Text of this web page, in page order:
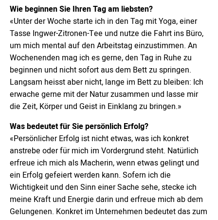
Wie beginnen Sie Ihren Tag am liebsten?
«Unter der Woche starte ich in den Tag mit Yoga, einer
Tasse Ingwer-Zitronen-Tee und nutze die Fahrt ins Büro,
um mich mental auf den Arbeitstag einzustimmen. An
Wochenenden mag ich es gerne, den Tag in Ruhe zu
beginnen und nicht sofort aus dem Bett zu springen.
Langsam heisst aber nicht, lange im Bett zu bleiben: Ich
erwache gerne mit der Natur zusammen und lasse mir
die Zeit, Körper und Geist in Einklang zu bringen.»
Was bedeutet für Sie persönlich Erfolg?
«Persönlicher Erfolg ist nicht etwas, was ich konkret
anstrebe oder für mich im Vordergrund steht. Natürlich
erfreue ich mich als Macherin, wenn etwas gelingt und
ein Erfolg gefeiert werden kann. Sofern ich die
Wichtigkeit und den Sinn einer Sache sehe, stecke ich
meine Kraft und Energie darin und erfreue mich ab dem
Gelungenen. Konkret im Unternehmen bedeutet das zum